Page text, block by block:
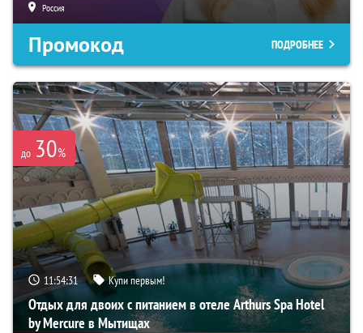
Россия
Промокод ПОДРОБНЕЕ
до 30%
11:54:30 Купи первым!
Отдых для двоих с питанием в отеле Arthurs Spa Hotel
by Mercure в Мытищах